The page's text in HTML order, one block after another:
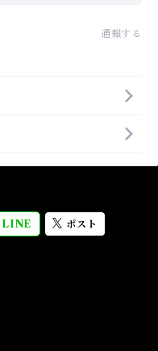
通報する
LINE ポスト